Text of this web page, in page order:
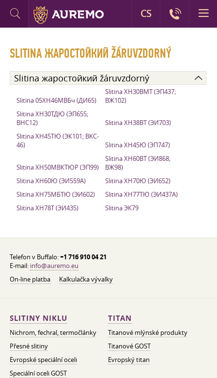
SLITINA ЖАРОСТОЙКИЙ ŽÁRUVZDORNÝ
Slitina жаростойкий žáruvzdorný
Slitina 05ХН46МВБч (ДИ65)
Slitina ХН30ВМТ (ЭП437;
ВЖ102)
Slitina ХН30ТДЮ (ЭП655;
ВНС12)
Slitina ХН38ВТ (ЭИ703)
Slitina ХН45ТЮ (ЭК101; BKC-
46)
Slitina ХН45Ю (ЭП747)
Slitina ХН50МВКТЮР (ЭП99)
Slitina ХН60ВТ (ЭИ868;
ВЖ98)
Slitina ХН60Ю (ЭИ559А)
Slitina ХН70Ю (ЭИ652)
Slitina ХН75МБТЮ (ЭИ602)
Slitina ХН77ТЮ (ЭИ437А)
Slitina ХН78Т (ЭИ435)
Slitina ЭК79
Telefon v Buffalo:+1 716 910 04 21
E-mail: info@auremo.eu
On-line platba
Kalkulačka vývalky
SLITINY NIKLU
Nichrom, fechral, termočlánky
Přesné slitiny
Evropské speciální oceli
Speciální oceli GOST
TITAN
Titanové mlýnské produkty
Titanové GOST
Evropský titan
CS